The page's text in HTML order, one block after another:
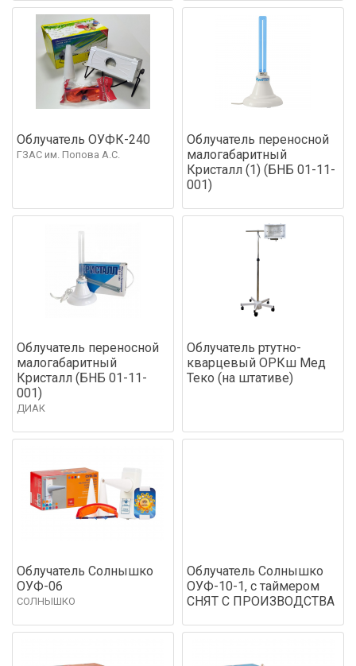
Облучатель ОУФК-240
ГЗАС им. Попова А.С.
Облучатель переносной
малогабаритный
Кристалл (1) (БНБ 01-11-
001)
Облучатель переносной
малогабаритный
Кристалл (БНБ 01-11-
001)
ДИАК
Облучатель ртутно-
кварцевый ОРКш Мед
Теко (на штативе)
Облучатель Солнышко
ОУФ-06
СОЛНЫШКО
Облучатель Солнышко
ОУФ-10-1, с таймером
СНЯТ С ПРОИЗВОДСТВА